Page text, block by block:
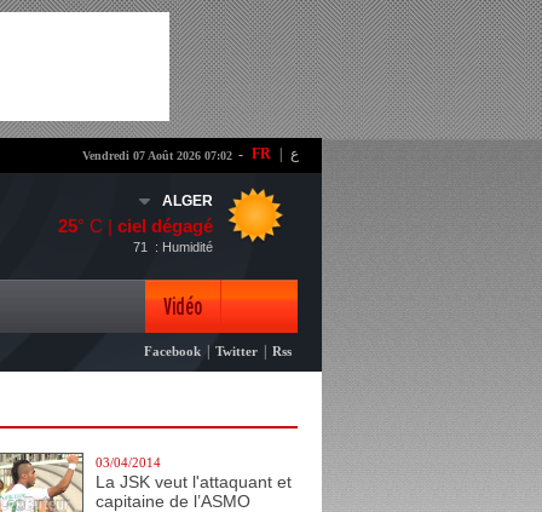
- FR ع Vendredi 07 Août 2026 07:02
ALGER
25° C | ciel dégagé
: Humidité
71
Vidéo
Photo
Facebook Twitter Rss
03/04/2014
La JSK veut l'attaquant et
capitaine de l’ASMO